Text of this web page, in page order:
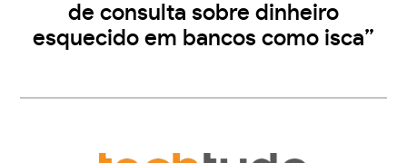
de consulta sobre dinheiro
esquecido em bancos como isca”